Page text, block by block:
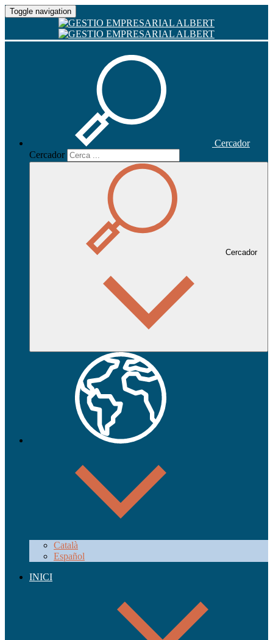
Toggle navigation
Cercador
Cercador
Cercador
Català
Español
INICI